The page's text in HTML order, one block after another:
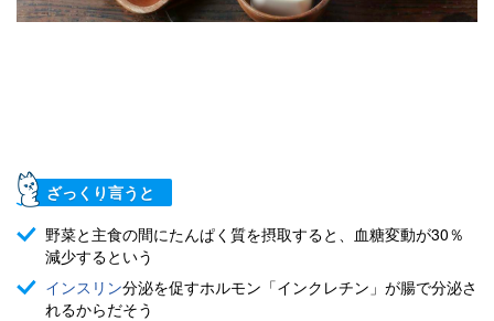
ざっくり言うと
野菜と主食の間にたんぱく質を摂取すると、血糖変動が30％
減少するという
インスリン分泌を促すホルモン「インクレチン」が腸で分泌さ
れるからだそう